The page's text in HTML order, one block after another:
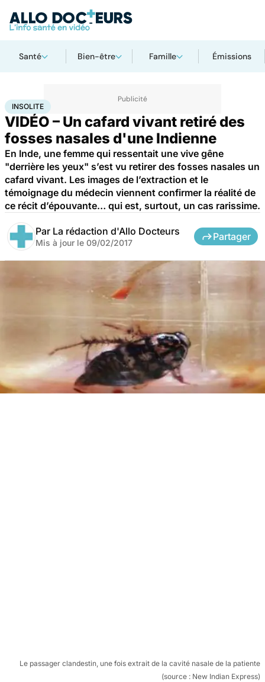
Santé Bien-être Famille Émissions
AccueilSanté
INSOLITE
VIDÉO – Un cafard vivant retiré des
fosses nasales d'une Indienne
En Inde, une femme qui ressentait une vive gêne
"derrière les yeux" s’est vu retirer des fosses nasales un
cafard vivant. Les images de l’extraction et le
témoignage du médecin viennent confirmer la réalité de
ce récit d’épouvante… qui est, surtout, un cas rarissime.
Par La rédaction d'Allo Docteurs
Mis à jour le 09/02/2017
Partager
Le passager clandestin, une fois extrait de la cavité nasale de la patiente
(source : New Indian Express)